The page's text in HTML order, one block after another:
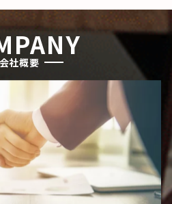
会社概要